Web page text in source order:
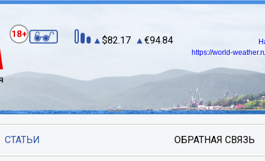
18+
82.17 94.84
https://world-
СТАТЬИ ОБРАТНАЯ СВЯЗЬ